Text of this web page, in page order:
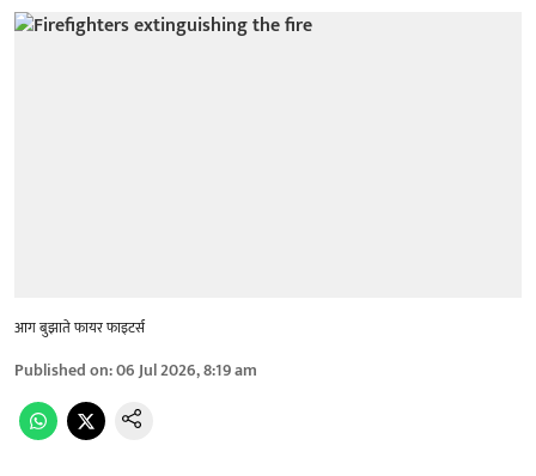
आग बुझाते फायर फाइटर्स
Published on:06 Jul 2026, 8:19 am